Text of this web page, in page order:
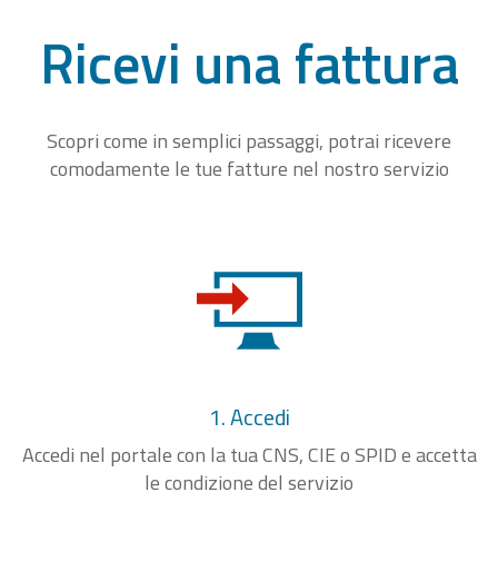
Ricevi una fattura
Scopri come in semplici passaggi, potrai ricevere
comodamente le tue fatture nel nostro servizio
1. Accedi
Accedi nel portale con la tua CNS, CIE o SPID e accetta
le condizione del servizio